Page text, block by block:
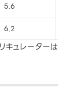
5.6
6.2
ュレーターは